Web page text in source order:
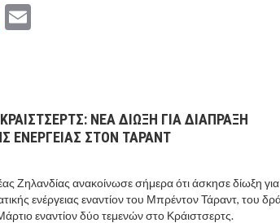
LinkedIn
ΝΈΑ ΔΙΩΞΗ ΓΙΑ ΔΙΑΠΡΑΞΗ
ΕΝΕΡΓΕΙΑΣ ΣΤΟΝ ΤΑΡΑΝΤ
Ζηλανδίας ανακοίνωσε σήμερα ότι άσκησε δίωξη για
ενέργειας εναντίον του Μπρέντον Τάραντ, του
εναντίον δύο τεμενών στο Κράιστσερτς.